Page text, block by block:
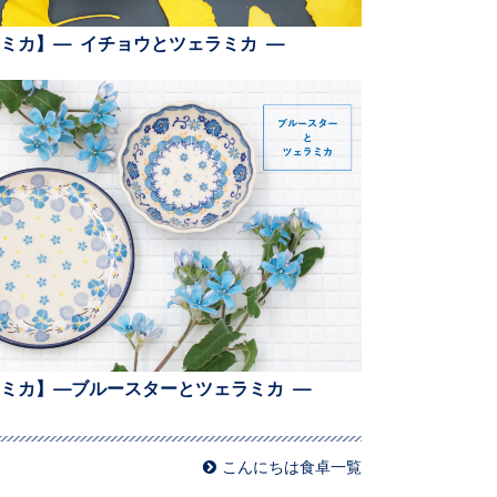
ミカ】— イチョウとツェラミカ —
ミカ】—ブルースターとツェラミカ —
こんにちは食卓一覧